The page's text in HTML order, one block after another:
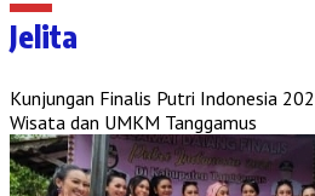
Jelita
Kunjungan Finalis Putri Indonesia
Wisata dan UMKM Tanggamus